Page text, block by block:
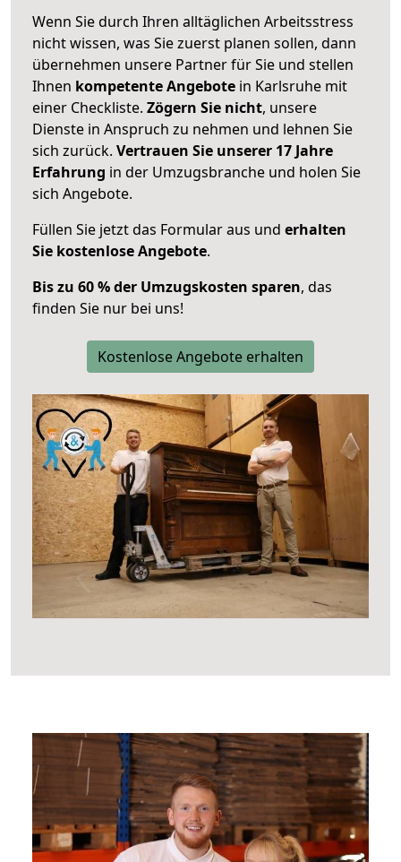
Wenn Sie durch Ihren alltäglichen Arbeitsstress
nicht wissen, was Sie zuerst planen sollen, dann
übernehmen unsere Partner für Sie und stellen
Ihnen kompetente Angebote in Karlsruhe mit
einer Checkliste. Zögern Sie nicht, unsere
Dienste in Anspruch zu nehmen und lehnen Sie
sich zurück. Vertrauen Sie unserer 17 Jahre
Erfahrung in der Umzugsbranche und holen Sie
sich Angebote.
Füllen Sie jetzt das Formular aus und erhalten
Sie kostenlose Angebote.
Bis zu 60 % der Umzugskosten sparen, das
finden Sie nur bei uns!
Kostenlose Angebote erhalten